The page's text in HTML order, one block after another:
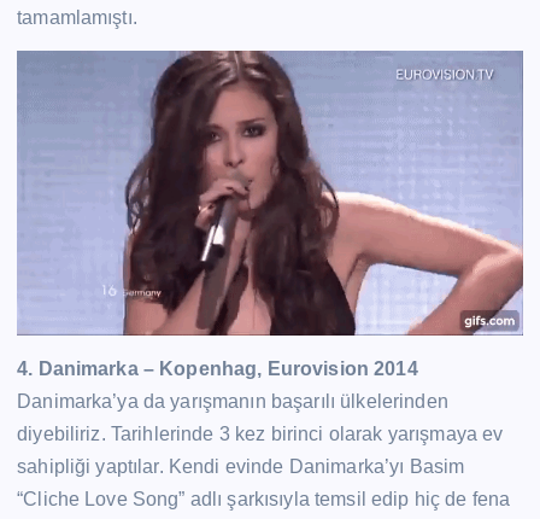
tamamlamıştı.
4. Danimarka – Kopenhag, Eurovision 2014
Danimarka’ya da yarışmanın başarılı ülkelerinden
diyebiliriz. Tarihlerinde 3 kez birinci olarak yarışmaya ev
sahipliği yaptılar. Kendi evinde Danimarka’yı Basim
“Cliche Love Song” adlı şarkısıyla temsil edip hiç de fena